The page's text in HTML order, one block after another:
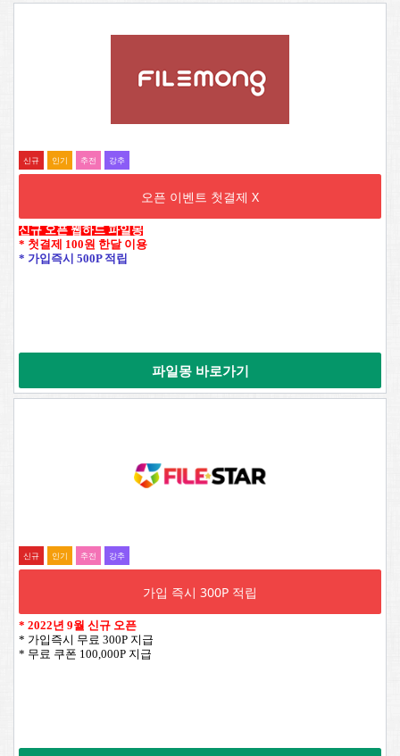
신규 인기 추전 강추
오픈 이벤트 첫결제 X
신규 오픈 웹하드 파일몽
* 첫결제 100원 한달 이용
* 가입즉시 500P 적립
파일몽 바로가기
신규 인기 추전 강추
가입 즉시 300P 적립
* 2022년 9월 신규 오픈
* 가입즉시 무료 300P 지급
* 무료 쿠폰 100,000P 지급